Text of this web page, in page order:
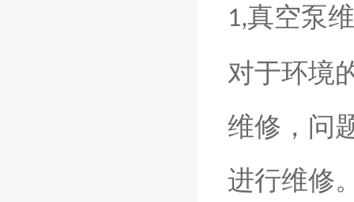
1,真空泵
对于环境
维修 ， 问
进行维修